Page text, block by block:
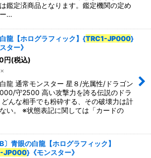
鑑定済商品となります。鑑定機関の定め
…
龍【ホログラフィック】{TRC1-JP000}
ター》
円(税込)
龍 通常モンスター 星８/光属性/ドラゴン
守2500 高い攻撃力を誇る伝説のドラ
どんな相手でも粉砕する、その破壊力は計
い。 ※状態表記に関しては「カードの
B〕青眼の白龍【ホログラフィック】
JP000}《モンスター》